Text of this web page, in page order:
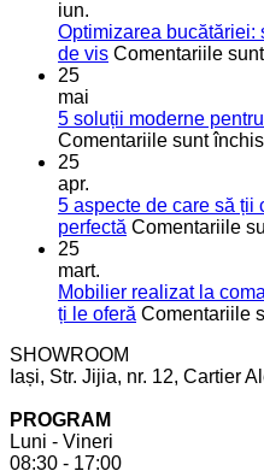
iun.
Optimizarea bucătăriei:
de vis Comentariile
25
mai
5 soluții moderne
Comentariile sunt
25
apr.
5 aspecte de care să ții
perfectă Comentariile
25
mart.
Mobilier realizat la
ți le oferă Comentariile
SHOWROOM
Iași, Str. Jijia, nr. 12, Cartier
PROGRAM
Luni - Vineri
08:30 - 17:00